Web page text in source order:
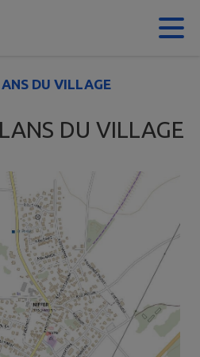
DU VILLAGE
DU VILLAGE